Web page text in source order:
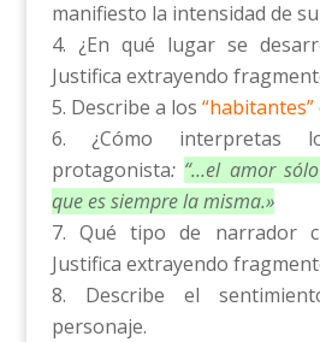
manifiesto la intensidad de
¿En qué lugar se
Justifica extrayendo
Describe a los “habitantes”
¿Cómo
protagonista: “…el amor
que es siempre la misma.»
Qué tipo de narrador
Justifica extrayendo
Describe el
personaje.